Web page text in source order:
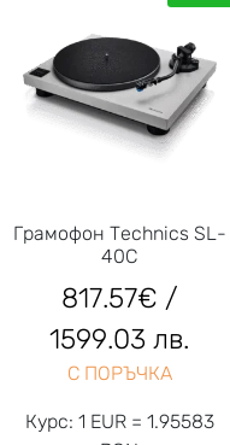
Грамофон Technics SL-
40C
817.57€ /
1599.03 лв.
С ПОРЪЧКА
Курс: 1 EUR = 1.95583